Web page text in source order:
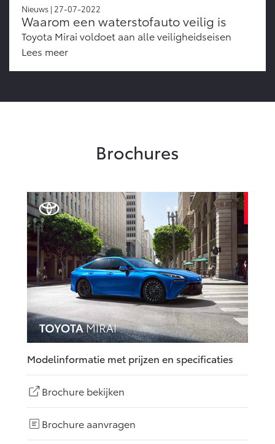
Nieuws | 27-07-2022
Waarom een waterstofauto veilig is
Toyota Mirai voldoet aan alle veiligheidseisen
Lees meer
Brochures
Modelinformatie met prijzen en specificaties
Brochure bekijken
Brochure aanvragen